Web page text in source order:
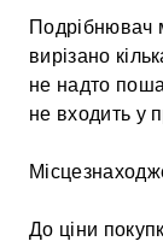
Подрібнювач
вирізано
не надто
не входить у
До ціни